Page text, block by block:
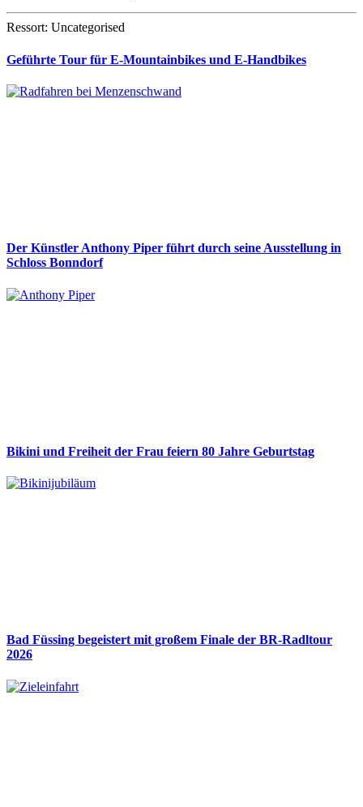
Ressort: Uncategorised
Geführte Tour für E-Mountainbikes und E-Handbikes
Der Künstler Anthony Piper führt durch seine Ausstellung in
Schloss Bonndorf
Bikini und Freiheit der Frau feiern 80 Jahre Geburtstag
Bad Füssing begeistert mit großem Finale der BR-Radltour
2026